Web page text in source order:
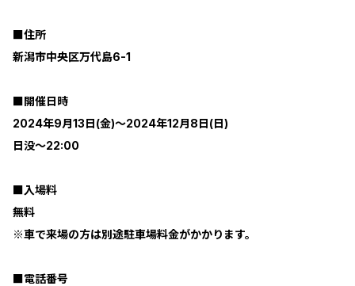
■住所
新潟市中央区万代島6-1
■開催日時
2024年9月13日(金)～2024年12月8日(日)
日没～22:00
■入場料
無料
※車で来場の方は別途駐車場料金がかかります。
■電話番号